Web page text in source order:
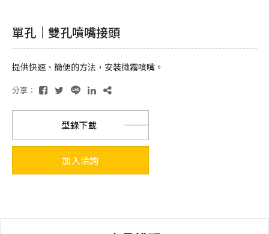
單孔｜雙孔噴嘴接頭
提供快速、簡便的⽅法，安裝微霧噴嘴。
分享：
型錄下載
加入洽詢